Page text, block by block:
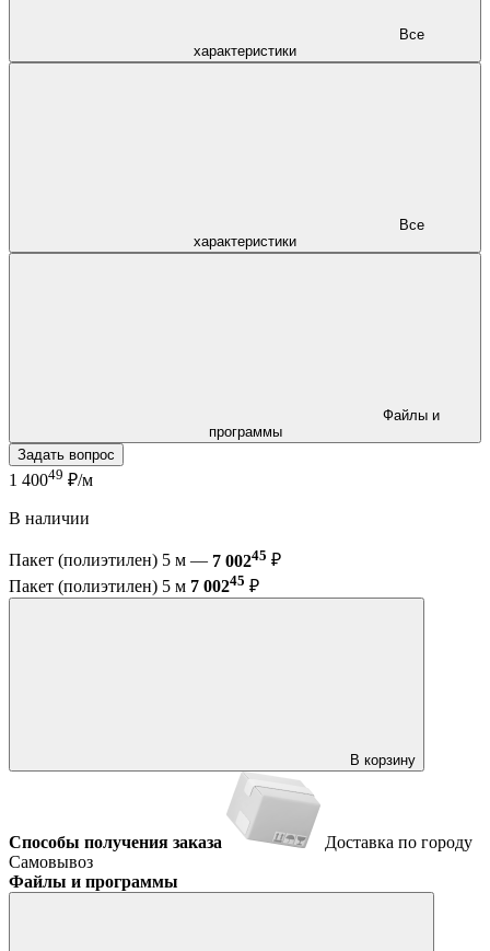
характеристики
характеристики
программы
Задать вопрос
1 40049 ₽/м
В наличии
Пакет (полиэтилен) 5 м — 7 00245 ₽
Пакет (полиэтилен) 5 м 7 00245 ₽
В корзину
Способы получения заказа
Доставка по городу
Самовывоз
Файлы и программы